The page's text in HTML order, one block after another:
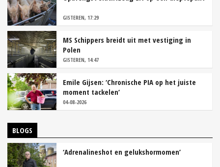
GISTEREN, 17:29
MS Schippers breidt uit met vestiging in
Polen
GISTEREN, 14:47
Emile Gijsen: ‘Chronische PIA op het juiste
moment tackelen’
04-08-2026
BLOGS
‘Adrenalineshot en gelukshormomen’